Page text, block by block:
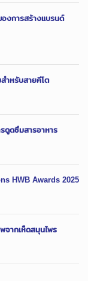
องการสร้างแบรนด์
ำหรับสายคีโต
ดซึมสารอาหาร
HWB Awards 2025
ากเห็ดสมุนไพร